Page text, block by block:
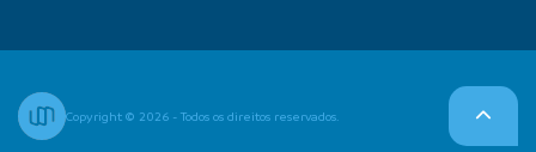
Copyright © 2026 - Todos os direitos reservados.